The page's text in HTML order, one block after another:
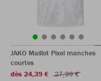
JAKO Maillot Pixel manches
courtes
dès 24,39 €
27,99 €